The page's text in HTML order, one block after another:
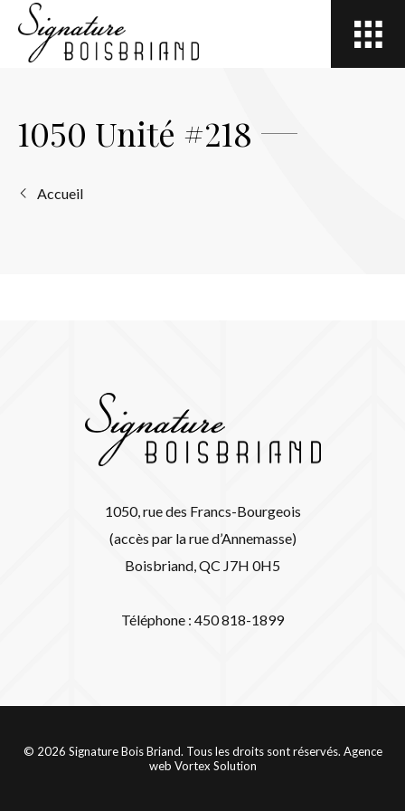
Open
navigation
Accueil
1050 Unité #218
1050, rue des Francs-Bourgeois
(accès par la rue d’Annemasse)
Boisbriand, QC J7H 0H5
Téléphone : 450 818-1899
© 2026 Signature Bois Briand. Tous les droits sont réservés. Agence
web Vortex Solution